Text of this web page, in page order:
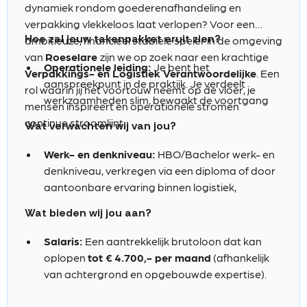
met korte lijnen en volop ruimte voor eigen
initiatief.
dynamiek rondom goederenafhandeling en
verpakking vlekkeloos laat verlopen? Voor een
ambitieuze, financieel stabiele speler in de omgeving
van Roeselare zijn we op zoek naar een krachtige
Verpakkings- en Logistiek Verantwoordelijke . Een
rol waarin jij het voortouw neemt op de vloer, je
mensen inspireert en operationele stromen
continue stroomlijnt.
Hoe zal jouw takenpakket eruit zien?
Operationele leiding: Je bent het
aanspreekpunt in de praktijk. Je verdeelt
werkzaamheden slim, bewaakt de voortgang
van in- en uitgaande ladingen en waarborgt
een continue doorloop van
verpakkingsmaterialen.
Mensen stimuleren:Je coacht de medewerkers
op de werkvloer, borgt een prettige
het beste uit zichzelf te halen.
Procesoptimalisatie:
Je analyseert de
bestaande werkmethoden rond verpakking en
opslag, identificeert vertragingen of
Wat verwachten wij van jou?
Werk- en denkniveau: HBO/Bachelor werk- en
denkniveau, verkregen via een diploma of door
aantoonbare ervaring binnen logistiek,
Aantoonbare staat van dienst in het
aansturen, coördineren of aanjagen van
operationele teams.
Competenties:Een no-nonsense instelling,
Wat bieden wij jou aan?
Salaris: Een aantrekkelijk brutoloon dat kan
oplopen tot € 4.700,- per maand (afhankelijk
van achtergrond en opgebouwde expertise).